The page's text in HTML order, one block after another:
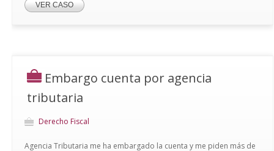
VER CASO
Embargo cuenta por agencia
tributaria
Derecho Fiscal
Agencia Tributaria me ha embargado la cuenta y me piden más de